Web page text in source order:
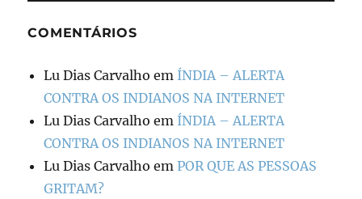
COMENTÁRIOS
Lu Dias Carvalho em ÍNDIA – ALERTA
CONTRA OS INDIANOS NA INTERNET
Lu Dias Carvalho em ÍNDIA – ALERTA
CONTRA OS INDIANOS NA INTERNET
Lu Dias Carvalho emPOR QUE AS PESSOAS
GRITAM?